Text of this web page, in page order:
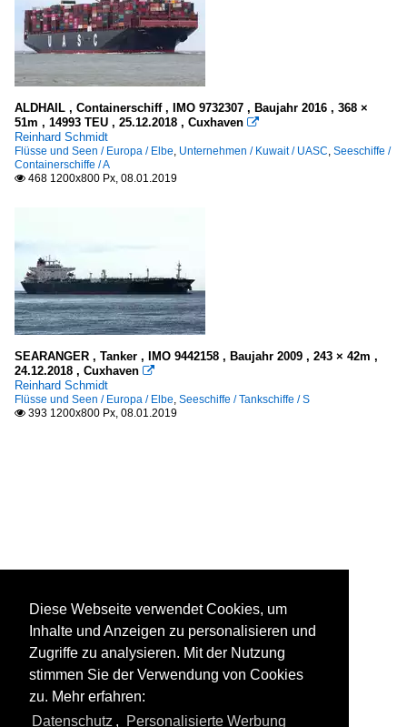
ALDHAIL , Containerschiff , IMO 9732307 , Baujahr 2016 , 368 ×
51m , 14993 TEU , 25.12.2018 , Cuxhaven 
Reinhard Schmidt
Flüsse und Seen / Europa / Elbe, Unternehmen / Kuwait / UASC, Seeschiffe /
Containerschiffe / A
 468 1200x800 Px, 08.01.2019
SEARANGER , Tanker , IMO 9442158 , Baujahr 2009 , 243 × 42m ,
24.12.2018 , Cuxhaven 
Reinhard Schmidt
Flüsse und Seen / Europa / Elbe, Seeschiffe / Tankschiffe / S
 393 1200x800 Px, 08.01.2019
Diese Webseite verwendet Cookies, um
Inhalte und Anzeigen zu personalisieren und
Zugriffe zu analysieren. Mit der Nutzung
stimmen Sie der Verwendung von Cookies
zu. Mehr erfahren:
Datenschutz , Personalisierte Werbung